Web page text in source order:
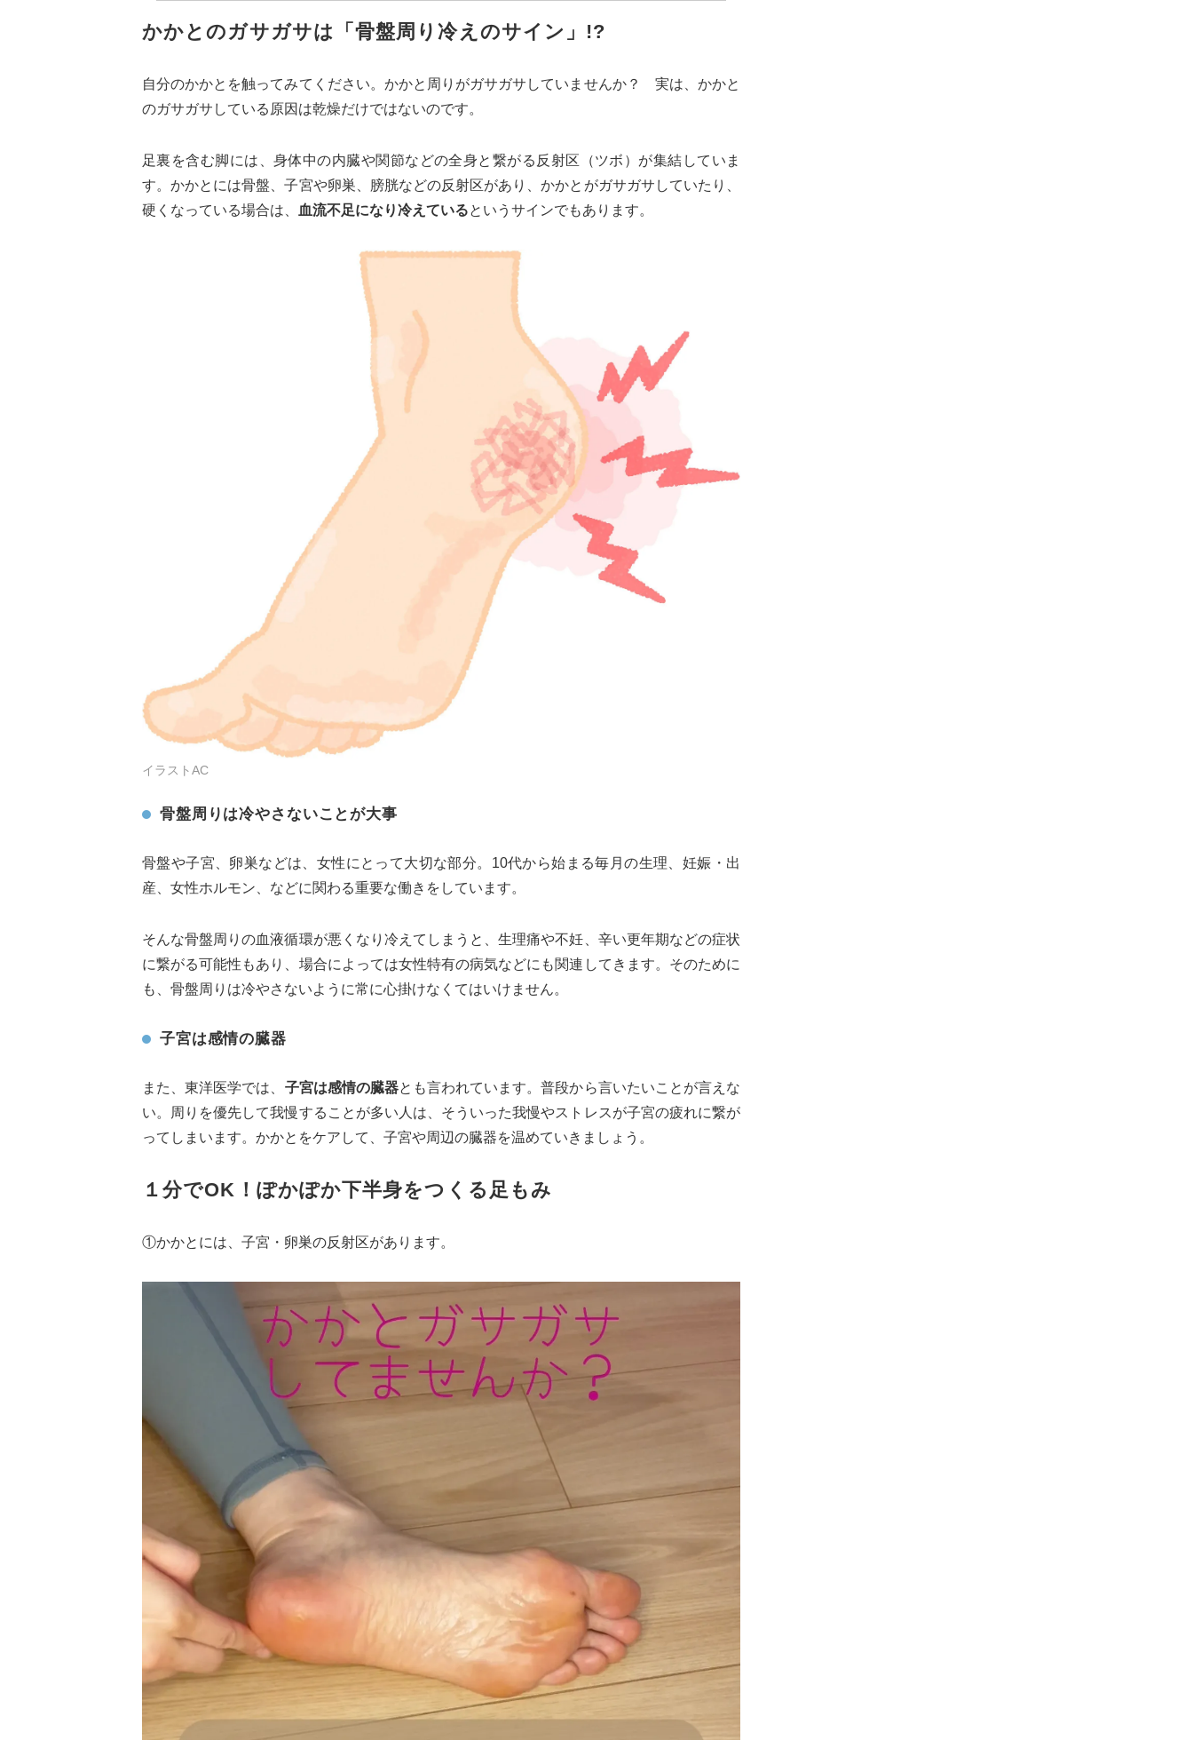
かかとのガサガサは「骨盤周り冷えのサイン」!?
自分のかかとを触ってみてください。かかと周りがガサガサしていませんか？ 実は、かかと
のガサガサしている原因は乾燥だけではないのです。
足裏を含む脚には、身体中の内臓や関節などの全身と繋がる反射区（ツボ）が集結していま
す。かかとには骨盤、子宮や卵巣、膀胱などの反射区があり、かかとがガサガサしていたり、
硬くなっている場合は、
血流不足になり冷えているというサインでもあります。
イラストAC
骨盤周りは冷やさないことが大事
骨盤や子宮、卵巣などは、女性にとって大切な部分。10代から始まる毎月の生理、妊娠・出
産、女性ホルモン、などに関わる重要な働きをしています。
そんな骨盤周りの血液循環が悪くなり冷えてしまうと、生理痛や不妊、辛い更年期などの症状
に繋がる可能性もあり、場合によっては女性特有の病気などにも関連してきます。そのために
も、骨盤周りは冷やさないように常に心掛けなくてはいけません。
子宮は感情の臓器
また、東洋医学では、 子宮は感情の臓器とも言われています。普段から言いたいことが言えな
い。周りを優先して我慢することが多い人は、そういった我慢やストレスが子宮の疲れに繋が
ってしまいます。かかとをケアして、子宮や周辺の臓器を温めていきましょう。
１分でOK！ぽかぽか下半身をつくる足もみ
①かかとには、子宮・卵巣の反射区があります。